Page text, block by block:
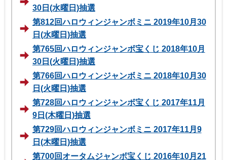
30日(水曜日)抽選
第812回ハロウィンジャンボミニ 2019年10月30
日(水曜日)抽選
第765回ハロウィンジャンボ宝くじ 2018年10月
30日(火曜日)抽選
第766回ハロウィンジャンボミニ 2018年10月30
日(火曜日)抽選
第728回ハロウィンジャンボ宝くじ 2017年11月
9日(木曜日)抽選
第729回ハロウィンジャンボミニ 2017年11月9
日(木曜日)抽選
第700回オータムジャンボ宝くじ 2016年10月21